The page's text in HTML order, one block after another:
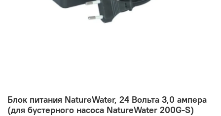
Блок питания NatureWater, 24 Вольта 3,0 ампера
(для бустерного насоса NatureWater 200G-S)